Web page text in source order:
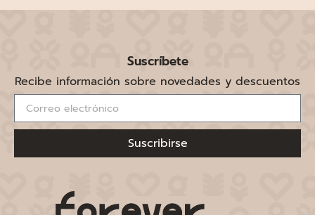
Suscríbete
Recibe información sobre novedades y descuentos
Suscribirse